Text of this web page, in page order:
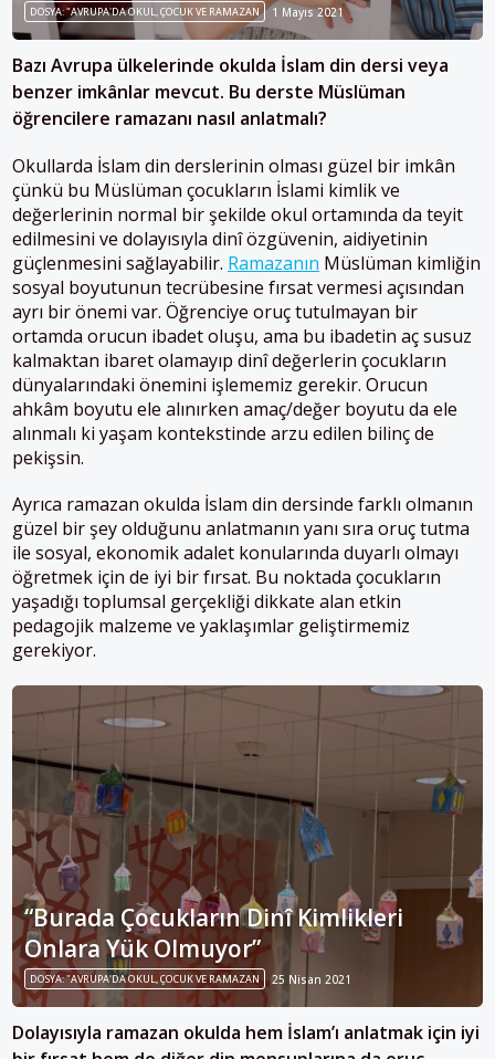
DOSYA: "AVRUPA'DA OKUL, ÇOCUK VE RAMAZAN 1 Mayıs 2021
Bazı Avrupa ülkelerinde okulda İslam din dersi veya
benzer imkânlar mevcut. Bu derste Müslüman
öğrencilere ramazanı nasıl anlatmalı?
Okullarda İslam din derslerinin olması güzel bir imkân
çünkü bu Müslüman çocukların İslami kimlik ve
değerlerinin normal bir şekilde okul ortamında da teyit
edilmesini ve dolayısıyla dinî özgüvenin, aidiyetinin
güçlenmesini sağlayabilir. Ramazanın Müslüman kimliğin
sosyal boyutunun tecrübesine fırsat vermesi açısından
ayrı bir önemi var. Öğrenciye oruç tutulmayan bir
ortamda orucun ibadet oluşu, ama bu ibadetin aç susuz
kalmaktan ibaret olamayıp dinî değerlerin çocukların
dünyalarındaki önemini işlememiz gerekir. Orucun
ahkâm boyutu ele alınırken amaç/değer boyutu da ele
alınmalı ki yaşam kontekstinde arzu edilen bilinç de
pekişsin.
Ayrıca ramazan okulda İslam din dersinde farklı olmanın
güzel bir şey olduğunu anlatmanın yanı sıra oruç tutma
ile sosyal, ekonomik adalet konularında duyarlı olmayı
öğretmek için de iyi bir fırsat. Bu noktada çocukların
yaşadığı toplumsal gerçekliği dikkate alan etkin
pedagojik malzeme ve yaklaşımlar geliştirmemiz
gerekiyor.
“Burada Çocukların Dinî Kimlikleri
Onlara Yük Olmuyor”
DOSYA: "AVRUPA'DA OKUL, ÇOCUK VE RAMAZAN 25 Nisan 2021
Dolayısıyla ramazan okulda hem İslam’ı anlatmak için iyi